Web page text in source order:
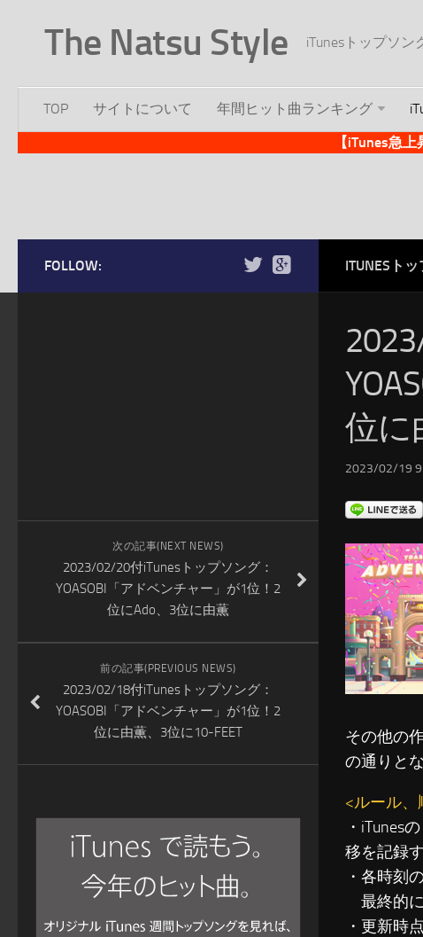
The Natsu Style iTunesトップソ
TOP サイトについて 年間ヒット曲ランキング
【iTunes急
ITUNESト
位に
2023/02/19
その他の
の通りとな
<ルール
・iTunes
移を記録す
・各時刻
最終的に
・更新時
FOLLOW:
次の記事(NEXT NEWS)
2023/02/20付iTunesトップソング：
YOASOBI「アドベンチャー」が1位！2
位にAdo、3位に由薫
前の記事(PREVIOUS NEWS)
2023/02/18付iTunesトップソング：
YOASOBI「アドベンチャー」が1位！2
位に由薫、3位に10-FEET